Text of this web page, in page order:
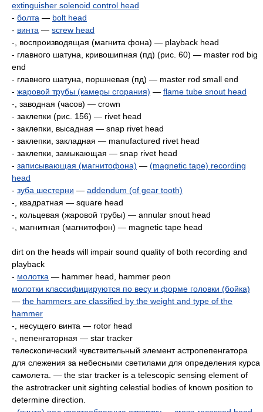
extinguisher solenoid control head
- болта — bolt head
- винта — screw head
-, воспроизводящая (магнита фона) — playback head
- главного шатуна, кривошипная (пд) (рис. 60) — master rod big
end
- главного шатуна, поршневая (пд) — master rod small end
- жаровой трубы (камеры сгорания) — flame tube snout head
-, заводная (часов) — crown
- заклепки (рис. 156) — rivet head
- заклепки, высадная — snap rivet head
- заклепки, закладная — manufactured rivet head
- заклепки, замыкающая — snap rivet head
- записывающая (магнитофона) — (magnetic tape) recording
head
- зуба шестерни — addendum (of gear tooth)
-, квадратная — square head
-, кольцевая (жаровой трубы) — annular snout head
-, магнитная (магнитофон) — magnetic tape head
dirt on the heads will impair sound quality of both recording and
playback
- молотка — hammer head, hammer peon
молотки классифицируются по весу и форме головки (бойка)
— the hammers are classified by the weight and type of the
hammer
-, несущего винта — rotor head
-, пепенгаторная — star tracker
телескопический чувствительный элемент астропепенгатора
для слежения за небесными светилами для определения курса
самолета. — the star tracker is a telescopic sensing element of
the astrotracker unit sighting сеlestial bodies of known position to
determine direction.